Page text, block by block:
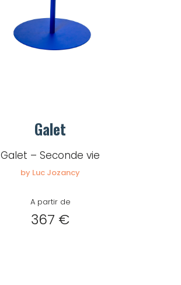
Galet
Galet – Seconde vie
by Luc Jozancy
A partir de
367 €